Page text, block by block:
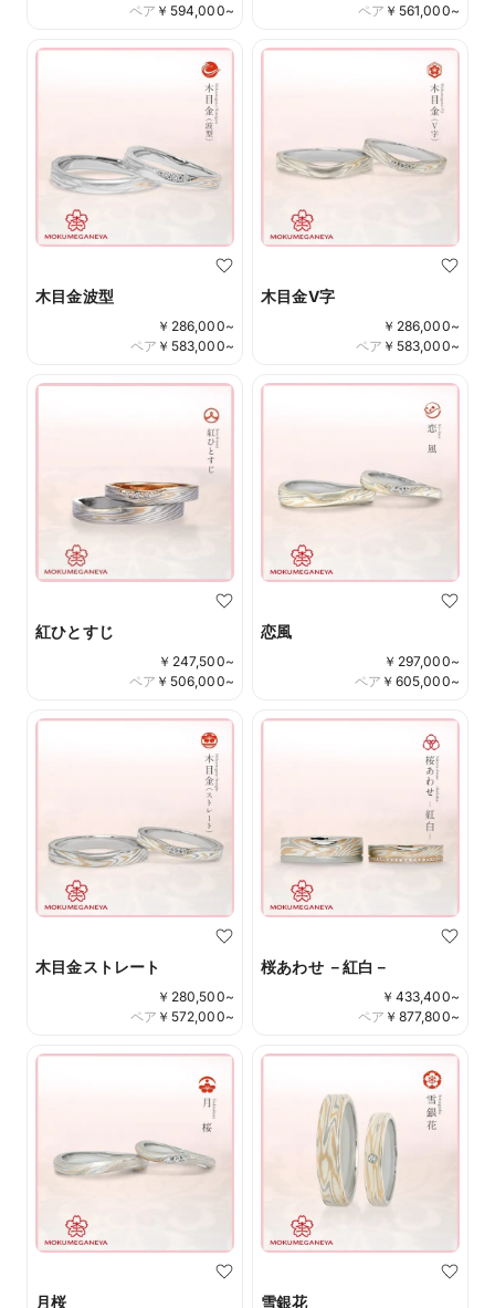
￥ 594,000~
ペア
￥ 561,000~
ペア
木目金波型
￥ 286,000~
￥ 583,000~
ペア
木目金V字
￥ 286,000~
￥ 583,000~
ペア
紅ひとすじ
￥ 247,500~
￥ 506,000~
ペア
恋風
￥ 297,000~
￥ 605,000~
ペア
木目金ストレート
￥ 280,500~
￥ 572,000~
ペア
桜あわせ －紅白－
￥ 433,400~
￥ 877,800~
ペア
月桜 雪銀花